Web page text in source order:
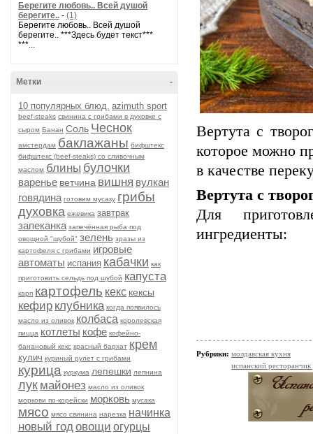
Берегите любовь.. Всей душой
берегите.. - (1)
Берегите любовь.. Всей душой
берегите.. ***Здесь будет текст***
***...
-
Метки
10 популярных блюд. azimuth sport
beef-stеаks cвинина с грибами в духовке с
сыром Банан Соль Чеснок
амстердам баклажаны бифштекс
бифштекс (beef-stеаks) со сливочным
маслом блины булочки
варенье ветчина вишня вулкан
говядина готовим мусаку грибы
духовка ежевика завтрак
запеканка запечённая рыба под
овощной "шубой" зелень зразы из
картофеля с грибами игровые
автоматы испания кабачки как
приготовить сельдь под шубой капуста
карп картофель кекс кексы
кефир клубника когда появилось
масло из оливок колбаса королевская
пицца котлеты кофе кофейно-
банановый кекс красный бархат крем
кулич куриный рулет с грибами
курица куркума лепешки лепнина
лук майонез масло из оливок
моркови по-корейски морковь мусака
мясо мясо свинина нарезка начинка
новый годовощи огурцы
Вертута с
которое можно
в качестве
Вертута с
Для
ингредиенты:
Рубрики: молдавская кухня
испанский